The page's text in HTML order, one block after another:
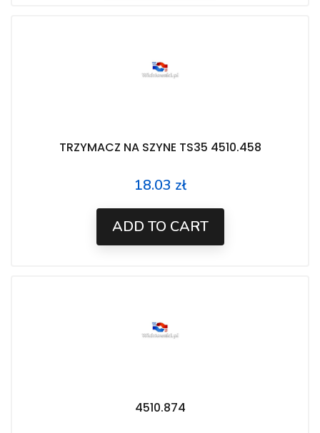
TRZYMACZ NA SZYNE TS35 4510.458
Price
18.03 zł
ADD TO CART
4510.874